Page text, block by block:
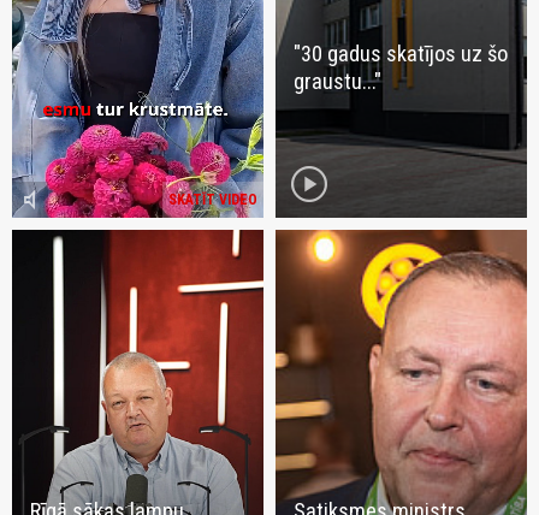
SKATĪT VIDEO
volume_mute
"30 gadus skatījos uz šo
graustu..."
play_circle